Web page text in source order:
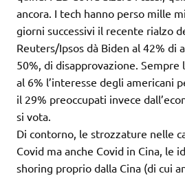
ancora. I tech hanno perso mille
giorni successivi il recente rialzo
Reuters/Ipsos dà Biden al 42% di
50%, di disapprovazione. Sempre
al 6% l’interesse degli americani
il 29% preoccupati invece
si vota.
Di contorno, le strozzature nelle
Covid ma anche Covid in Cina, le
shoring proprio dalla Cina (di cui